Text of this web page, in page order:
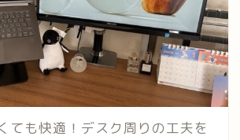
ても快適！デスク周りの工夫を